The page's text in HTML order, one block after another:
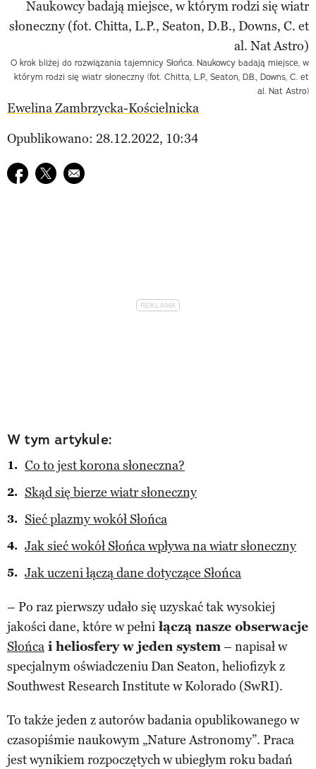
O krok bliżej do rozwiązania tajemnicy Słońca. Naukowcy badają miejsce, w
którym rodzi się wiatr słoneczny (fot. Chitta, L.P., Seaton, D.B., Downs, C. et
al. Nat Astro)
Ewelina Zambrzycka-Kościelnicka
Opublikowano: 28.12.2022, 10:34
Udostępnij na facebook
Udostępnij na twitter
E-mail do przyjaciela
W tym artykule:
Co to jest korona słoneczna?
Skąd się bierze wiatr słoneczny
Sieć plazmy wokół Słońca
Jak sieć wokół Słońca wpływa na wiatr słoneczny
Jak uczeni łączą dane dotyczące Słońca
– Po raz pierwszy udało się uzyskać tak wysokiej
jakości dane, które w pełni łączą nasze obserwacje
Słońca i heliosfery w jeden system– napisał w
specjalnym oświadczeniu Dan Seaton, heliofizyk z
Southwest Research Institute w Kolorado (SwRI).
To także jeden z autorów badania opublikowanego w
czasopiśmie naukowym „Nature Astronomy”. Praca
jest wynikiem rozpoczętych w ubiegłym roku badań